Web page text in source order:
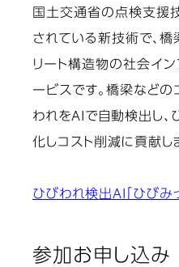
国土交通省の点検支援
されている新技術で、橋
リート構造物の社会イ
ービスです。橋梁などの
われをAIで自動検出し
化しコスト削減に貢献し
ひびわれ検出AI「ひびみ
参加お申し込み